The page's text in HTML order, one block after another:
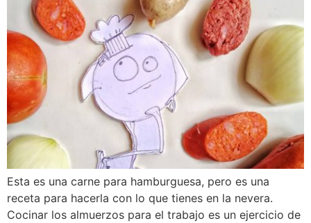
Esta es una carne para hamburguesa, pero es una
receta para hacerla con lo que tienes en la nevera.
Cocinar los almuerzos para el trabajo es un ejercicio de